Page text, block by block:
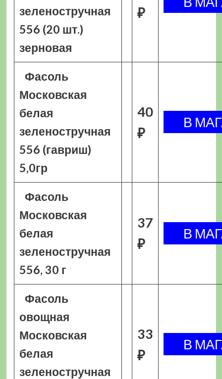
зеленостручная
556 (20 шт.)
зерновая
₽
Фасоль
Московская
белая
зеленостручная
556 (гавриш)
5,0гр
40
₽
Фасоль
Московская
белая
зеленостручная
556, 30 г
37
₽
Фасоль
овощная
Московская
белая
зеленостручная
33
₽